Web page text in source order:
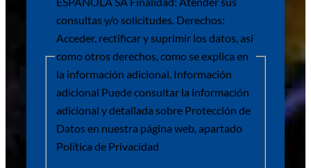
consultas y/o solicitudes. Derechos:
Acceder, rectificar y suprimir los datos, así
como otros derechos, como se explica en
la información adicional. Información
adicional Puede consultar la información
adicional y detallada sobre Protección de
Datos en nuestra página web, apartado
Política de Privacidad